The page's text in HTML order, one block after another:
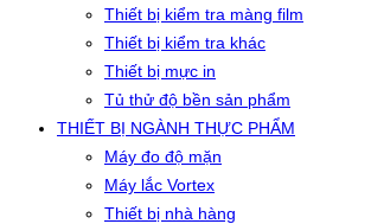
Thiết bị kiểm tra màng film
Thiết bị kiểm tra khác
Thiết bị mực in
Tủ thử độ bền sản phẩm
THIẾT BỊ NGÀNH THỰC PHẨM
Máy đo độ mặn
Máy lắc Vortex
Thiết bị nhà hàng